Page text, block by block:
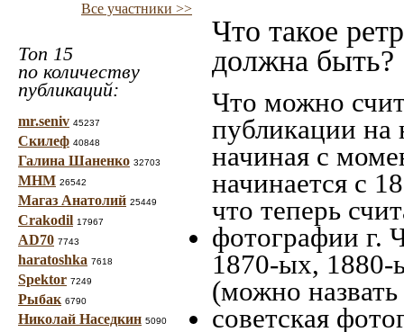
Все участники >>
Топ 15
по количеству
публикаций:
mr.seniv 45237
Скилеф 40848
Галина Шаненко 32703
МНМ 26542
Магаз Анатолий 25449
Crakodil 17967
AD70 7743
haratoshka 7618
Spektor 7249
Рыбак 6790
Николай Наседкин 5090
Что такое
должна быть?
Что можно
публикации
начиная c
начинается с
что теперь
фотографии г.
1870-ых, 1880-
(можно
советская